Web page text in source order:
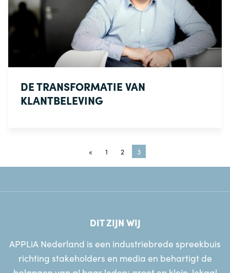
DE TRANSFORMATIE VAN
KLANTBELEVING
« 1 2 3
DIT ZIJN WIJ
APPLiA Nederland is een industriebrede spreekbuis
richting stakeholders en media en behartigt de